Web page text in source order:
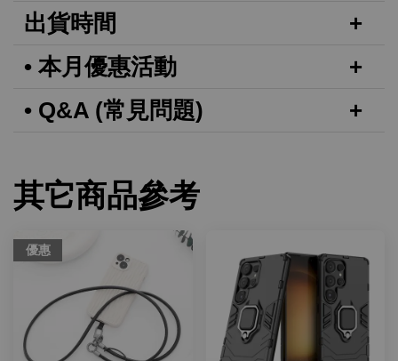
出貨時間
• 本月優惠活動
• Q&A (常見問題)
其它商品參考
優惠